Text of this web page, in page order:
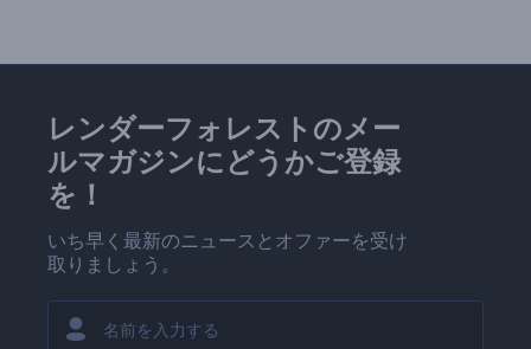
レンダーフォレストのメー
ルマガジンにどうかご登録
を！
いち早く最新のニュースとオファーを受け
取りましょう。